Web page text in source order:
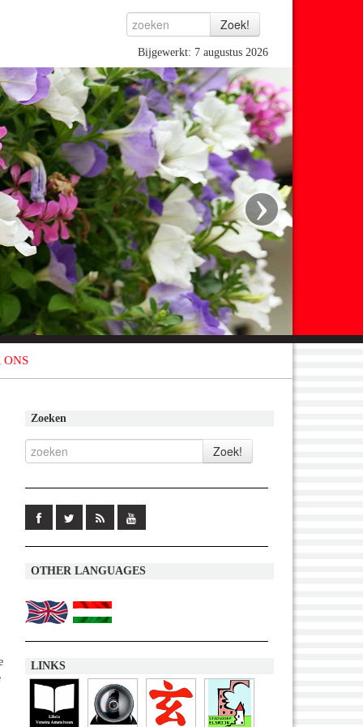
Bijgewerkt: 7 augustus 2026
›
ONS
Zoeken
OTHER LANGUAGES
LINKS